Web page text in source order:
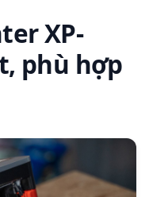
XP-
phù hợp